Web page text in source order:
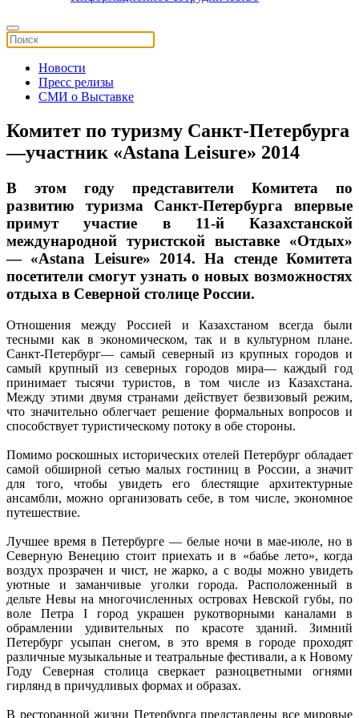
Новости
Пресс релизы
СМИ о Выставке
Комитет по туризму Санкт-Петербурга
―участник «Astana Leisure» 2014
В этом году представители Комитета по
развитию туризма Санкт-Петербурга впервые
примут участие в 11-й Казахстанской
международной туристской выставке «Отдых»
― «Astana Leisure» 2014. На стенде Комитета
посетители смогут узнать о новых возможностях
отдыха в Северной столице России.
Отношения между Россией и Казахстаном всегда были
тесными как в экономическом, так и в культурном плане.
Санкт-Петербург― самый северный из крупных городов и
самый крупный из северных городов мира― каждый год
принимает тысячи туристов, в том числе из Казахстана.
Между этими двумя странами действует безвизовый режим,
что значительно облегчает решение формальных вопросов и
способствует туристическому потоку в обе стороны.
Помимо роскошных исторических отелей Петербург обладает
самой обширной сетью малых гостиниц в России, а значит
для того, чтобы увидеть его блестящие архитектурные
ансамбли, можно организовать себе, в том числе, экономное
путешествие.
Лучшее время в Петербурге ― белые ночи в мае-июле, но в
Северную Венецию стоит приехать и в «бабье лето», когда
воздух прозрачен и чист, не жарко, а с воды можно увидеть
уютные и заманчивые уголки города. Расположенный в
дельте Невы на многочисленных островах Невской губы, по
воле Петра I город украшен рукотворными каналами в
обрамлении удивительных по красоте зданий. Зимний
Петербург усыпан снегом, в это время в городе проходят
различные музыкальные и театральные фестивали, а к Новому
Году Северная столица сверкает разноцветными огнями
гирлянд в причудливых формах и образах.
В ресторанной жизни Петербурга представлены все мировые